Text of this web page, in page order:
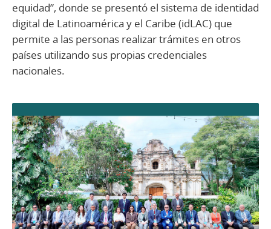
equidad”, donde se presentó el sistema de identidad
digital de Latinoamérica y el Caribe (idLAC) que
permite a las personas realizar trámites en otros
países utilizando sus propias credenciales
nacionales.